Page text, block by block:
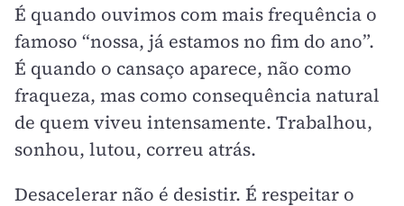
É quando ouvimos com mais frequência o
famoso “nossa, já estamos no fim do ano”.
É quando o cansaço aparece, não como
fraqueza, mas como consequência natural
de quem viveu intensamente. Trabalhou,
sonhou, lutou, correu atrás.
Desacelerar não é desistir. É respeitar o